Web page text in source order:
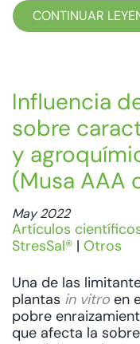
CONTINUAR
Influencia
sobre
y
(Musa AAA
May 2022
Artículos
StresSal® | Otros
Una de las
plantas in vitro en
pobre
que afecta la